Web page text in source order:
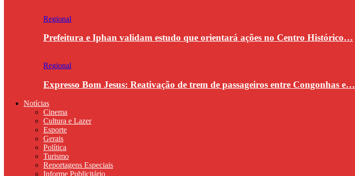
Regional
Prefeitura e Iphan validam estudo que orientará ações no Centro Histórico…
Regional
Expresso Bom Jesus: Reativação de trem de passageiros entre Congonhas e…
Notícias
Cinema
Cultura e Lazer
Esporte
Gerais
Política
Turismo
Reportagens Especiais
Informe Publicitário